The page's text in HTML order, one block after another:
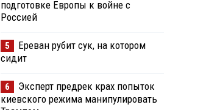
подготовке Европы к войне с
Россией
5
Ереван рубит сук, на котором
сидит
6
Эксперт предрек крах попыток
киевского режима манипулировать